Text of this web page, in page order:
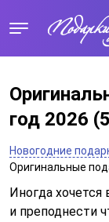
год 2026
Новогодние
Оригинальные
Иногда
и преподнести